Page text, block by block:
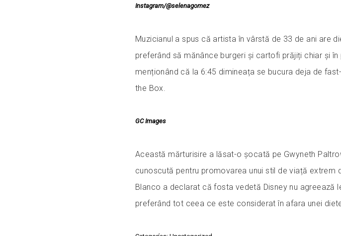
Instagram/@selenagomez
Muzicianul a spus că artista în vârstă de 33 de ani are
preferând să mănânce burgeri și cartofi prăjiți chiar și
menționând că la 6:45 dimineața se bucura deja de
the Box.
GC Images
Această mărturisire a lăsat-o șocată pe Gwyneth
cunoscută pentru promovarea unui stil de viață extrem
Blanco a declarat că fosta vedetă Disney nu agreează
preferând tot ceea ce este considerat în afara unei